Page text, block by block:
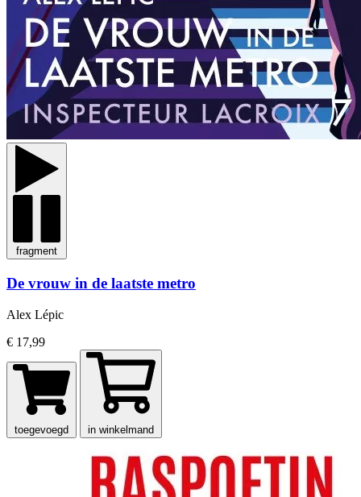
fragment
De vrouw in de laatste metro
Alex Lépic
€ 17,99
toegevoegd in winkelmand